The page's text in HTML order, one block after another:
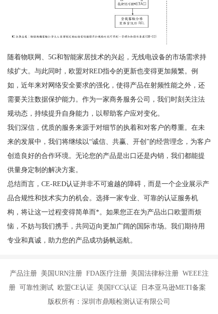
随着物联网、5G和智能家居技术的兴起，无线电设备的市场需求持
续扩大。与此同时，欧盟对RED指令的更新也变得更加频繁。例
如，近年来对网络安全要求的强化，使得产品在射频性能之外，还
需要关注数据保护能力。作为一家商务服务公司，我们时刻关注法
规动态，持续提升自身能力，以帮助客户应对变化。
我们深信，优质的服务来源于对细节的执着和对客户的尊重。在未
来的发展中，我们将继续以“诚信、共赢、开创”的经营理念，为客户
创造良好的合作环境。无论您的产品是出口还是内销，我们都能提
供量身定制的解决方案。
总结而言，CE-RED认证并非不可逾越的障碍，而是一个企业展示产
品合规性和技术实力的机会。选择一家专业、可靠的认证服务机
构，将让这一过程变得简单而*。如果您正在为产品出口欧盟而烦
恼，不妨与我们携手，共同迈向更加广阔的国际市场。我们期待用
专业和真诚，助力您的产品成功扬帆远航。
产品注册 美国URN注册 FDA医疗注册 美国法律标注册 WEEE注
册 可靠性测试 欧盟CE认证 美国FCC认证 日本亚马逊METI备案
版权所有：深圳市鼎顺检测认证有限公司